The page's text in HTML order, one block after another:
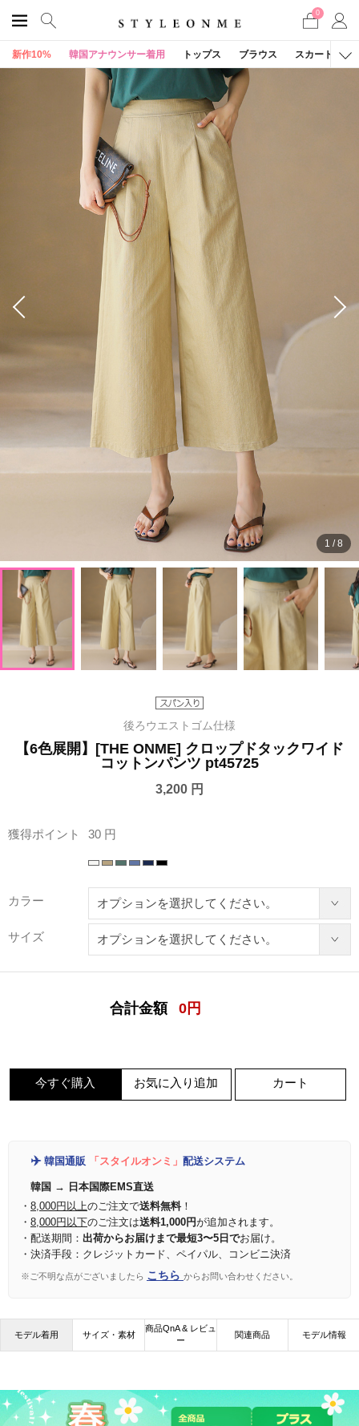
0
新作10% 韓国アナウンサー着用 トップス ブラウス スカート
1 /8
後ろウエストゴム仕様
【6色展開】[THE ONME] クロップドタックワイド
コットンパンツ pt45725
3,200 円
獲得ポイント 30 円
カラー
サイズ
合計金額 0 円
今すぐ購入 お気に入り追加 カート
✈️ 韓国通販 「スタイルオンミ」 配送システム
韓国 → 日本国際EMS直送
・ 8,000円以上のご注文で送料無料！
・ 8,000円以下のご注文は送料1,000円が追加されます。
・配送期間： 出荷からお届けまで最短3〜5日でお届け。
・決済手段：クレジットカード、ペイパル、コンビニ決済
※ご不明な点がございましたら こちら からお問い合わせください。
モデル着用 サイズ・素材
商品QnA & レビュ
ー
関連商品 モデル情報